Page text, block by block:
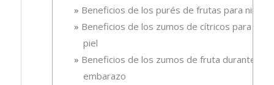
Beneficios de los purés de frutas para niños
Beneficios de los zumos de cítricos para la
piel
Beneficios de los zumos de fruta durante el
embarazo